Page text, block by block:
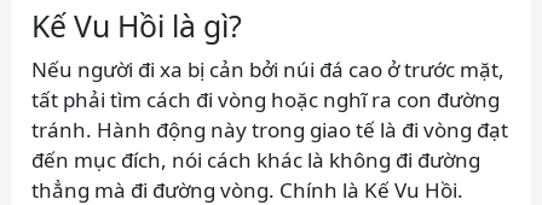
Kế Vu Hồi là gì?
Nếu người đi xa bị cản bởi núi đá cao ở trước mặt,
tất phải tìm cách đi vòng hoặc nghĩ ra con đường
tránh. Hành động này trong giao tế là đi vòng đạt
đến mục đích, nói cách khác là không đi đường
thẳng mà đi đường vòng. Chính là Kế Vu Hồi.